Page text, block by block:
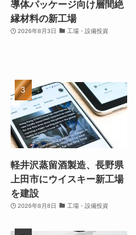
導体パッケージ向け層間絶
縁材料の新工場
2026年8月3日 工場・設備投資
軽井沢蒸留酒製造、長野県
上田市にウイスキー新工場
を建設
2026年8月8日 工場・設備投資